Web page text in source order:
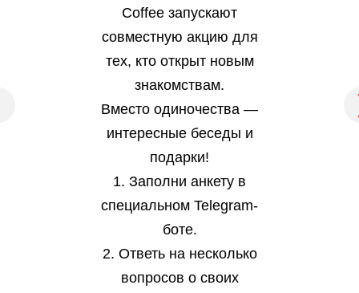
Coffee запускают
совместную акцию для
тех, кто открыт новым
знакомствам.
Вместо одиночества —
интересные беседы и
подарки!
1. Заполни анкету в
специальном Telegram-
боте.
2. Ответь на несколько
вопросов о своих